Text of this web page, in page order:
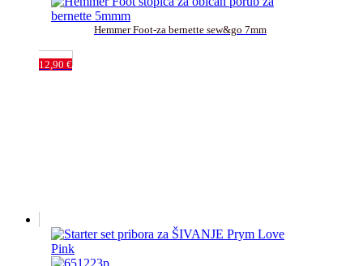
Hemmer Foot-za bernette sew&go 7mm
12,90 €